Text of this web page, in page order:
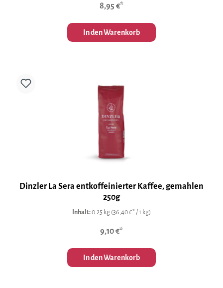
8,95 €*
In den Warenkorb
Dinzler La Sera entkoffeinierter Kaffee, gemahlen
250g
Inhalt:0.25 kg (36,40 €* / 1 kg)
9,10 €*
In den Warenkorb